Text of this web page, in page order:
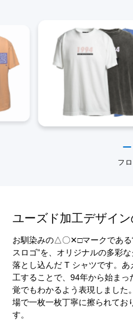
フ
ユーズド加工デザイ
お馴染みの△〇✕□マークである
スロゴ”を、オリジナルの多彩
落とし込んだ T シャツです。
工することで、94年から始ま
覚でもわかるよう表現しました
場で一枚一枚丁寧に擦られてお
す。